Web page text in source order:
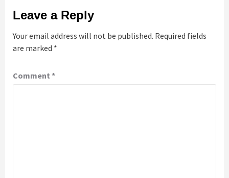
Leave a Reply
Your email address will not be published. Required fields
are marked *
Comment *